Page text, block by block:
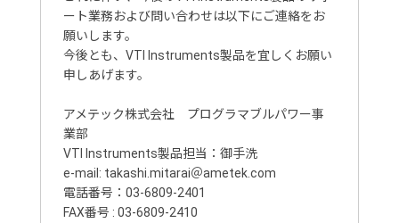
ート業務および問い合わせは以下にご連絡をお
願いします。
今後とも、VTI Instruments製品を宜しくお願い
申しあげます。
アメテック株式会社 プログラマブルパワー事
業部
VTI Instruments製品担当：御手洗
e-mail: takashi.mitarai＠ametek.com
電話番号：03-6809-2401
FAX番号 : 03-6809-2410